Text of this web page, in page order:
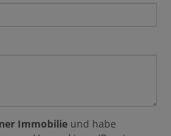
Immobilie und habe